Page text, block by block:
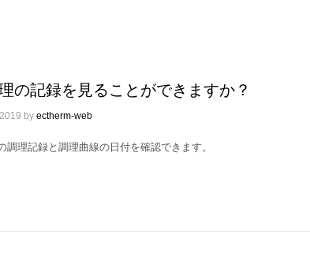
の記録を見ることができますか？
byectherm-web
調理記録と調理曲線の日付を確認できます。